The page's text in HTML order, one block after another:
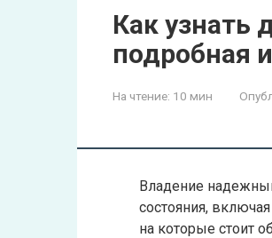
Как узнать
подробная
На чтение: 10 мин
Владение
состояния,
на которые стоит